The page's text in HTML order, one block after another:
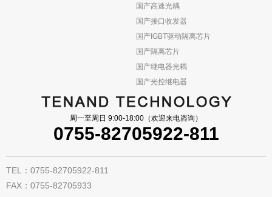
国产高速光耦
国产接口收发器
国产IGBT驱动隔离芯片
国产隔离芯片
国产继电器光耦
国产光控继电器
周一至周日 9:00-18:00（欢迎来电咨询）
0755-82705922-811
TEL：0755-82705922-811
FAX：0755-82705933